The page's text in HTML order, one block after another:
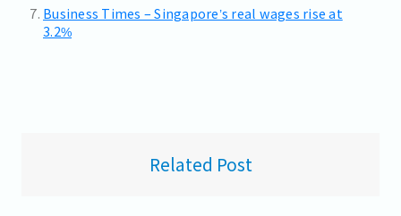
Business Times – Singapore’s real wages rise at
3.2%
Related Post